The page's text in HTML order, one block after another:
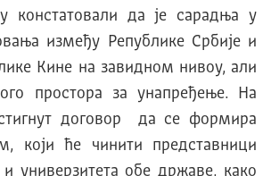
констатовали да је сарадња у
између Републике Србије и
Кине на завидном нивоу, али
простора за унапређење. На
договор да се формира
који ће чинити представници
и универзитета обе државе, како